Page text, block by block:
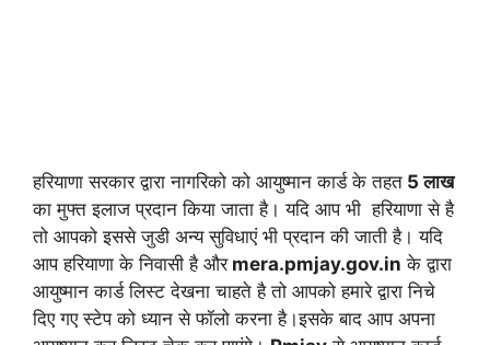
हरियाणा सरकार द्वारा नागरिको को आयुष्मान कार्ड के तहत 5 लाख
का मुफ्त इलाज प्रदान किया जाता है। यदि आप भी हरियाणा से है
तो आपको इससे जुडी अन्य सुविधाएं भी प्रदान की जाती है। यदि
आप हरियाणा के निवासी है औरmera.pmjay.gov.in के द्वारा
आयुष्मान कार्ड लिस्ट देखना चाहते है तो आपको हमारे द्वारा निचे
दिए गए स्टेप को ध्यान से फॉलो करना है।इसके बाद आप अपना